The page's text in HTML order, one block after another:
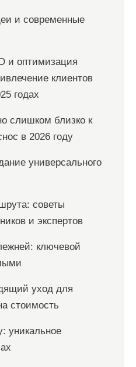
и современные
и оптимизация
клиентов
годах
слишком близко к
в 2026 году
универсального
советы
и экспертов
ключевой
уход для
стоимость
уникальное